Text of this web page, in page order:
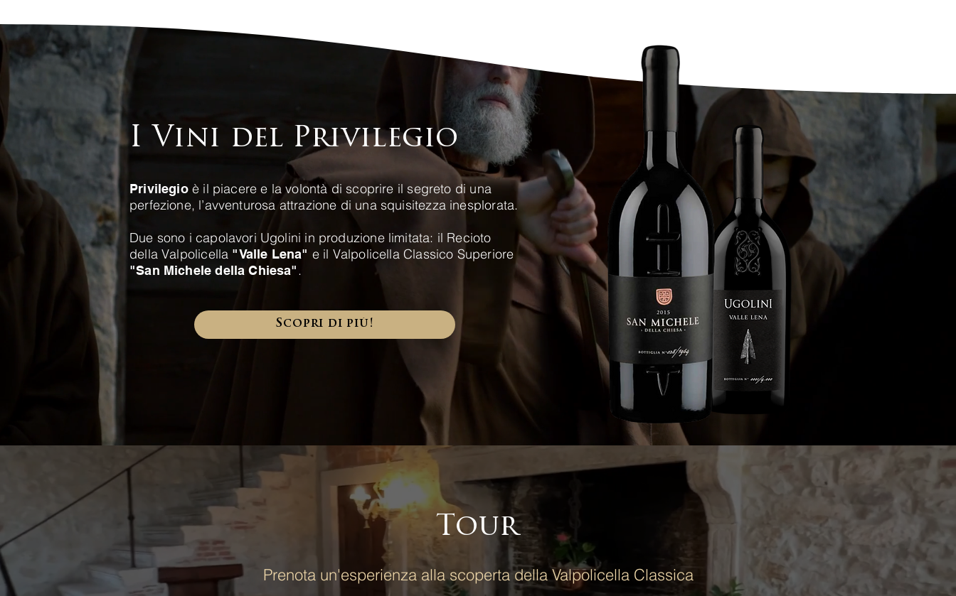
I Vini del Privilegio
Privilegioè il piacere e la volontà di scoprire il segreto di una
perfezione, l’avventurosa attrazione di una squisitezza inesplorata.
Due sono i capolavori Ugolini in produzione limitata: il Recioto
della Valpolicella "Valle Lena" e il Valpolicella Classico Superiore
"San Michele della Chiesa".
Scopri di più!
Tour
Prenota un'esperienza alla scoperta della Valpolicella Classica